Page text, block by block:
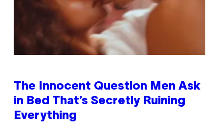
The Innocent Question Men Ask
in Bed That’s Secretly Ruining
Everything